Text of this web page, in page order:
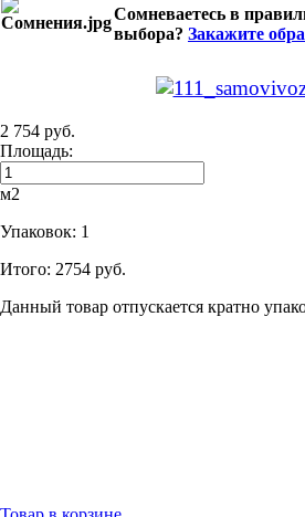
Сомневаетесь в
выбора? Закажите
2 754 руб.
Площадь:
м2
Упаковок: 1
Итого: 2754 руб.
Данный товар отпускается кратно